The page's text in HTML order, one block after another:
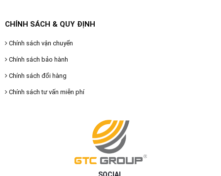
CHÍNH SÁCH & QUY ĐỊNH
Chính sách vận chuyển
Chính sách bảo hành
Chính sách đổi hàng
Chính sách tư vấn miễn phí